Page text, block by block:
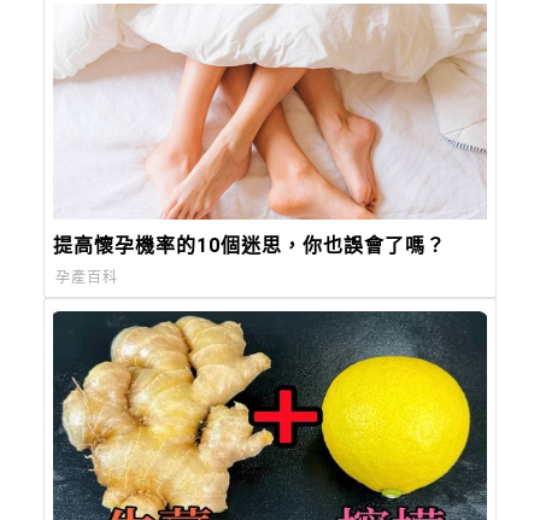
提高懷孕機率的10個迷思，你也誤會了嗎？
孕產百科